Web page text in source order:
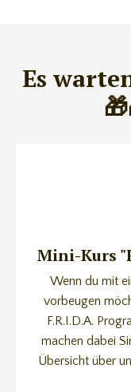
Es
Mini-Kurs
Wenn du mit
vorbeugen
F.R.I.D.A.
machen dabei
Übersicht über